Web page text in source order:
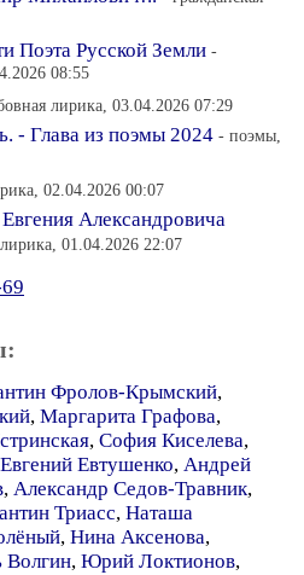
Поэта Русской Земли -
08:55
лирика, 03.04.2026 07:29
- Глава из поэмы 2024 - поэмы,
02.04.2026 00:07
Александровича
01.04.2026 22:07
Фролов-Крымский,
, Маргарита Графова,
, София Киселева,
Евгений Евтушенко, Андрей
, Александр Седов-Травник,
Триасс, Наташа
, Нина Аксенова,
Волгин, Юрий Локтионов,